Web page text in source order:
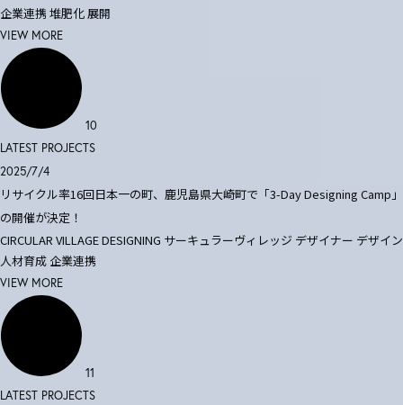
企業連携 堆肥化展開
VIEW MORE
10
LATEST PROJECTS
2025/7/4
リサイクル率16回日本一の町、鹿児島県大崎町で「3-Day Designing Camp」
の開催が決定！
CIRCULAR VILLAGE DESIGNING サーキュラーヴィレッジ デザイナー デザイン
人材育成 企業連携
VIEW MORE
11
LATEST PROJECTS